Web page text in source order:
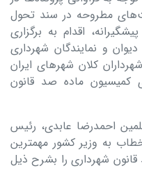
مطروحه در سند تحول
اقدام به برگزاری
و نمایندگان شهرداری
کلان شهرهای ایران
کمیسیون ماده صد قانون
احمدرضا عابدی، رئیس
به وزیر کشور مهمترین
شهرداری را بشرح ذیل